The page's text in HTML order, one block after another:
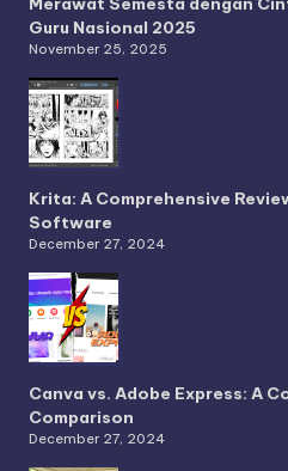
Guru Nasional 2025
November 25, 2025
Krita: A Comprehensive
Software
December 27, 2024
Canva vs. Adobe Express: A
Comparison
December 27, 2024